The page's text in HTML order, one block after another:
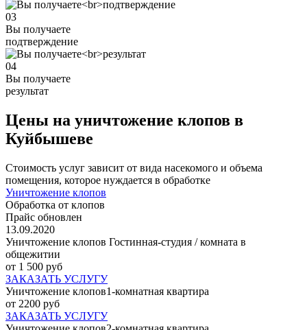
03
Вы получаете
подтверждение
04
Вы получаете
результат
Цены на уничтожение клопов в
Куйбышеве
Стоимость услуг зависит от вида насекомого и объема
помещения, которое нуждается в обработке
Уничтожение клопов
Обработка от клопов
Прайс обновлен
13.09.2020
Уничтожение клопов Гостинная-студия / комната в
общежитии
от 1 500 руб
ЗАКАЗАТЬ УСЛУГУ
Уничтожение клопов1-комнатная квартира
от 2200 руб
ЗАКАЗАТЬ УСЛУГУ